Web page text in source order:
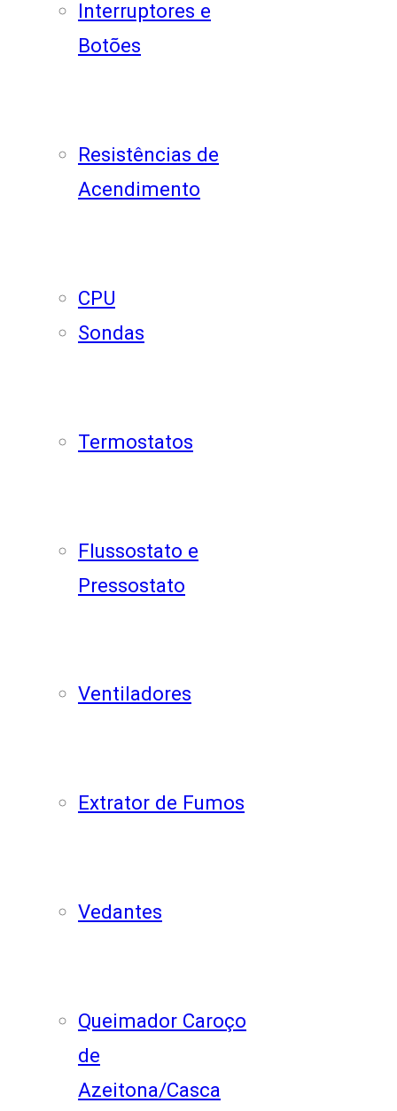
Interruptores e
Botões
Resistências de
Acendimento
CPU
Sondas
Termostatos
Flussostato e
Pressostato
Ventiladores
Extrator de Fumos
Vedantes
Queimador Caroço
de
Azeitona/Casca